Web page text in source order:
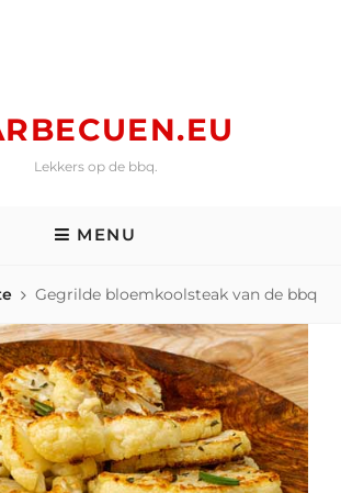
Lekkers op de bbq.
MENU
Gegrilde bloemkoolsteak van de bbq